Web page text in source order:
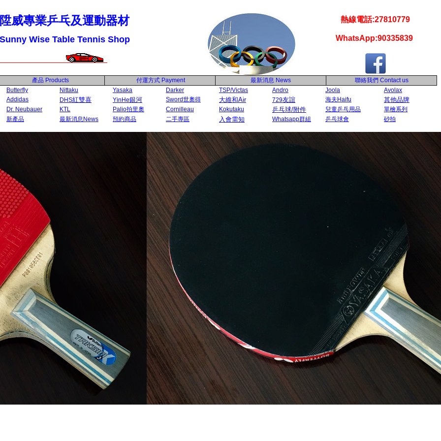
陞威專業乒乓及運動器材
Wise Table Tennis Shop
熱線電話:27810779
WhatsApp:90335839
產品 Products 付運方式 Payment 最新消息 News 聯絡我們 Contact us
Butterfly
Nittaku Yasaka Darker TSP/Victas Andro Joola
Avolax
Addidas
DHS紅雙喜 YinHe銀河 Sword世奧得 大維和Air 729友誼 海夫Haifu 其他品牌
Dr. Neubauer KTL Palio拍里奧 Cornilleau Kokutaku 乒乓球/附件 兒童乒乓用品
單檜系列
新產品
最新消息News 預約商品 二手專區 入會需知 Whatsapp群組 乒乓球會 砂拍